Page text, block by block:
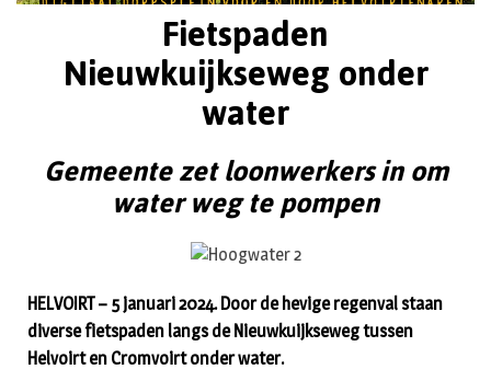
Fietspaden
Nieuwkuijkseweg onder
water
Gemeente zet loonwerkers in om
water weg te pompen
HELVOIRT – 5 januari 2024. Door de hevige regenval staan
diverse fietspaden langs de Nieuwkuijkseweg tussen
Helvoirt en Cromvoirt onder water.